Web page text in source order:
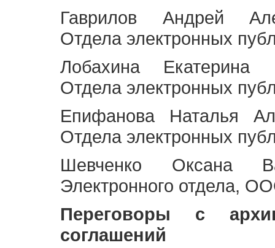
Гаврилов Андрей
Отдела электронных
Лобахина Екатерина
Отдела электронных
Епифанова Наталья
Отдела электронных
Шевченко Оксана
Электронного отдела,
Переговоры с
соглашений